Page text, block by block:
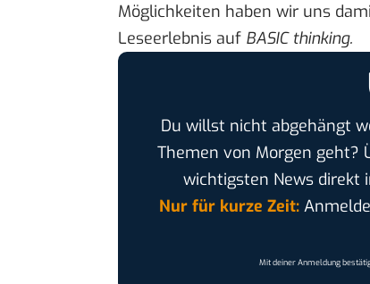
Möglichkeiten haben wir uns
Leseerlebnis auf BASIC thinking.
Du willst nicht abgehängt
Themen von Morgen geht?
wichtigsten News direkt
Nur für kurze Zeit:
Mit deiner Anmeldung